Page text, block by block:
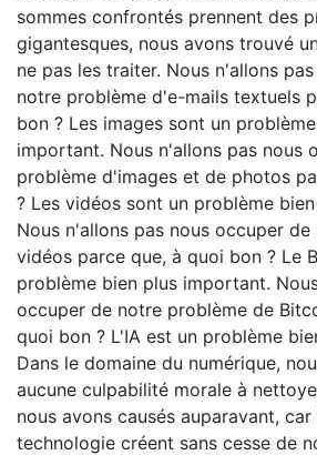
sommes confrontés prennent des
gigantesques, nous avons trouvé
ne pas les traiter. Nous n'allons
notre problème d'e-mails textuels
bon ? Les images sont un
important. Nous n'allons pas nous
problème d'images et de photos
? Les vidéos sont un problème
Nous n'allons pas nous occuper
vidéos parce que, à quoi bon ? Le
problème bien plus important.
occuper de notre problème de
quoi bon ? L'IA est un problème
Dans le domaine du numérique,
aucune culpabilité morale à
nous avons causés auparavant,
technologie créent sans cesse de